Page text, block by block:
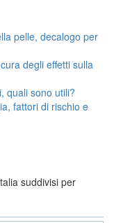
pelle, decalogo per
degli effetti sulla
quali sono utili?
fattori di rischio e
suddivisi per